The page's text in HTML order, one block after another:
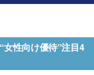
性向け優待”注目4